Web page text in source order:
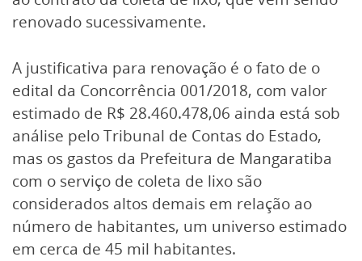
renovado sucessivamente.
A justificativa para renovação é o fato de o
edital da Concorrência 001/2018, com valor
estimado de R$ 28.460.478,06 ainda está sob
análise pelo Tribunal de Contas do Estado,
mas os gastos da Prefeitura de Mangaratiba
com o serviço de coleta de lixo são
considerados altos demais em relação ao
número de habitantes, um universo estimado
em cerca de 45 mil habitantes.